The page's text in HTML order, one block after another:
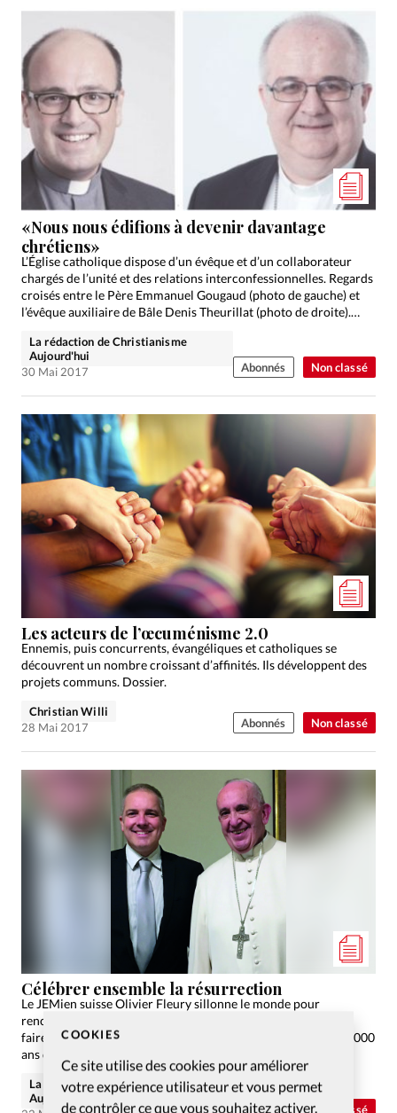
COOKIES
Ce site utilise des cookies pour améliorer
votre expérience utilisateur et vous permet
de contrôler ce que vous souhaitez activer.
Non classé
«Nous nous édifions à devenir davantage
chrétiens»
L’Église catholique dispose d’un évêque et d’un collaborateur
chargés de l’unité et des relations interconfessionnelles. Regards
croisés entre le Père Emmanuel Gougaud (photo de gauche) et
l’évêque auxiliaire de Bâle Denis Theurillat (photo de droite).…
La rédaction de Christianisme
Aujourd'hui
30 Mai 2017
Abonnés
Non classé
Les acteurs de l’œcuménisme 2.0
Ennemis, puis concurrents, évangéliques et catholiques se
découvrent un nombre croissant d’affinités. Ils développent des
projets communs. Dossier.
Christian Willi
28 Mai 2017
Abonnés
Non classé
Célébrer ensemble la résurrection
Le JEMien suisse Olivier Fleury sillonne le monde pour
rencontrer des responsables de toutes les confessions et leur
faire part de la vision céleste qu’il a reçue en 2007: fêter les 2000
ans de la…
La rédaction de Christianisme
Aujourd'hui
Abonnés